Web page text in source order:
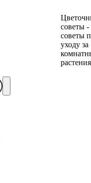
советы -
советы
уходу за